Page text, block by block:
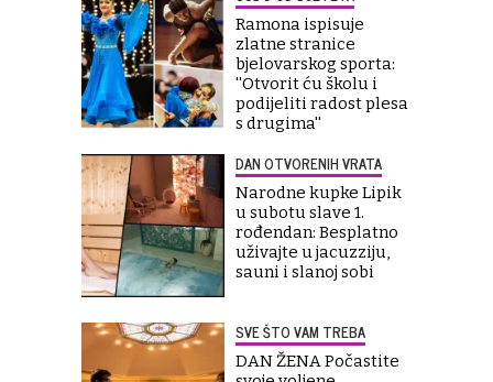
Ramona ispisuje
zlatne stranice
bjelovarskog sporta:
''Otvorit ću školu i
podijeliti radost plesa
s drugima''
DAN OTVORENIH VRATA
Narodne kupke Lipik
u subotu slave 1.
rođendan: Besplatno
uživajte u jacuzziju,
sauni i slanoj sobi
SVE ŠTO VAM TREBA
DAN ŽENA Počastite